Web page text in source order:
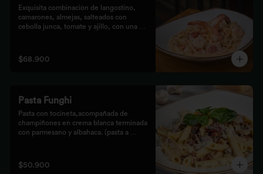
Exquisita combinación de langostino,
camarones, almejas, salteados con
cebolla junca, tomate y ajillo, con una
acompañado con nuestro tradicional pan
Focaccia.
$68.900
Pasta Funghi
Pasta con tocineta,acompañada de
champiñones en crema blanca terminada
con parmesano y albahaca. (pasta a
$50.900